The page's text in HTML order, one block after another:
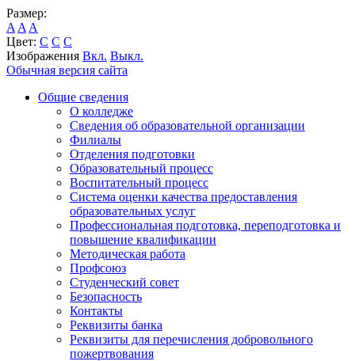
Размер:
A A A
Цвет: C C C
Изображения Вкл. Выкл.
Обычная версия сайта
Общие сведения
О колледже
Сведения об образовательной организации
Филиалы
Отделения подготовки
Образовательный процесс
Воспитательный процесс
Система оценки качества предоставления
образовательных услуг
Профессиональная подготовка, переподготовка и
повышение квалификации
Методическая работа
Профсоюз
Студенческий совет
Безопасность
Контакты
Реквизиты банка
Реквизиты для перечисления добровольного
пожертвования